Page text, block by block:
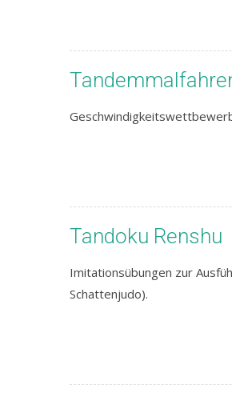
Tandoku Renshu
Imitationsübungen zur
Schattenjudo).